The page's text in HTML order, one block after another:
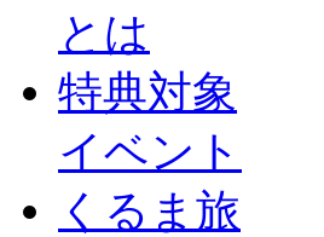
とは
特典対象
イベント
くるま旅